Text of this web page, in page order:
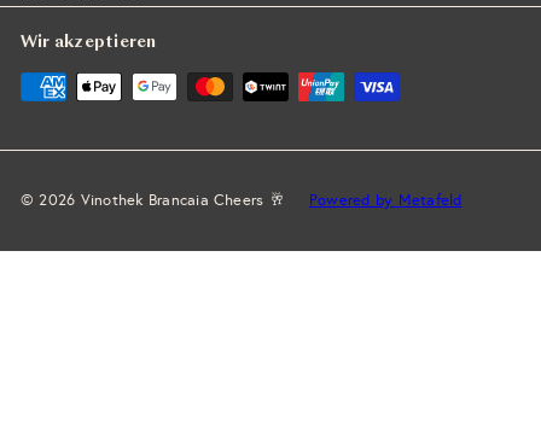
Wir akzeptieren
© 2026 Vinothek Brancaia Cheers 🥂 Powered by Metafeld